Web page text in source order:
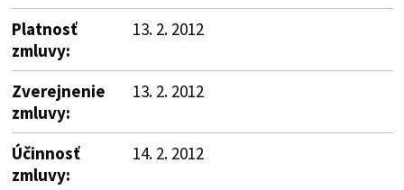
Platnosť
zmluvy:
13. 2. 2012
Zverejnenie
zmluvy:
13. 2. 2012
Účinnosť
zmluvy:
14. 2. 2012